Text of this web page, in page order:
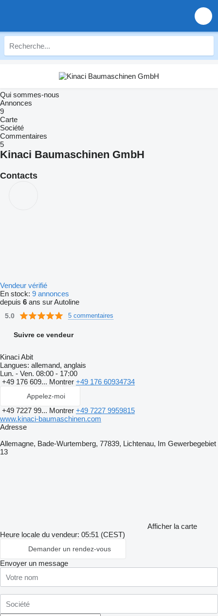
Qui sommes-nous
Annonces
9
Carte
Société
Commentaires
5
Kinaci Baumaschinen GmbH
Contacts
Vendeur vérifié
En stock: 9 annonces
depuis 6 ans sur Autoline
5.0 5 commentaires
Suivre ce vendeur
Kinaci Abit
Langues: allemand, anglais
Lun. - Ven. 08:00 - 17:00
+49 176 609... Montrer +49 176 60934734
Appelez-moi
+49 7227 99... Montrer +49 7227 9959815
www.kinaci-baumaschinen.com
Adresse
Allemagne, Bade-Wurtemberg, 77839, Lichtenau, Im Gewerbegebiet
13
Afficher la carte
Heure locale du vendeur: 05:51 (CEST)
Demander un rendez-vous
Envoyer un message